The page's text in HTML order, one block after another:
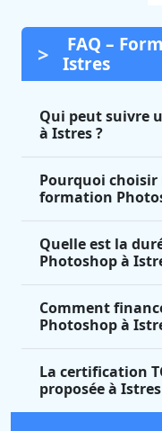
FAQ –
Istres
Qui peut suivre
à Istres ?
Pourquoi
formation
Quelle est la
Photoshop à
Comment
Photoshop à
La certification
proposée à